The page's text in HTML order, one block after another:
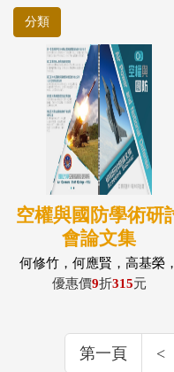
分類
空權與國防學術研
會論文集
何修竹，何應賢，高基榮，
許智翔，陳則佑，黃建遠，
鄭詠儒，魯哲辰，蕭宏州
優惠價9折315元
第一頁 <